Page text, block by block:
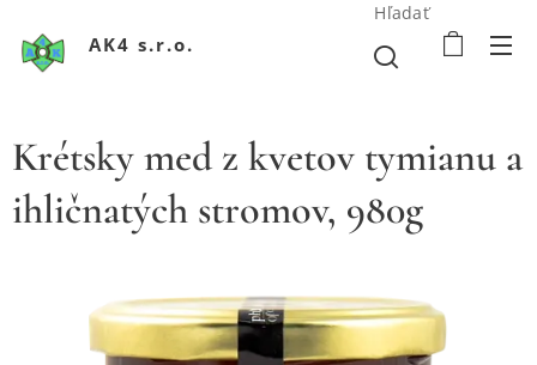
AK4 s.r.o.
Hľadať
Krétsky med z kvetov tymianu a
ihličnatých stromov, 980g